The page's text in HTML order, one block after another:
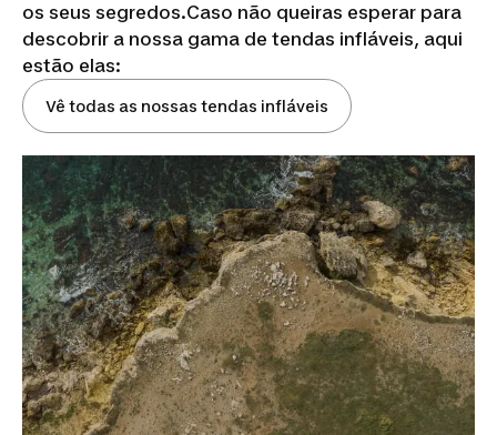
os seus segredos.Caso não queiras esperar para
descobrir a nossa gama de tendas infláveis, aqui
estão elas:
Vê todas as nossas tendas infláveis